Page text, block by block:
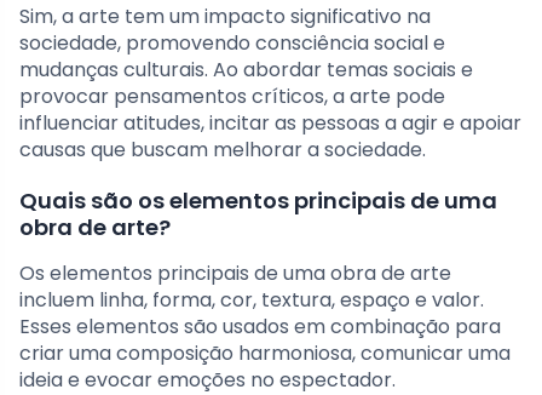
Sim, a arte tem um impacto significativo na
sociedade, promovendo consciência social e
mudanças culturais. Ao abordar temas sociais e
provocar pensamentos críticos, a arte pode
influenciar atitudes, incitar as pessoas a agir e apoiar
causas que buscam melhorar a sociedade.
Quais são os elementos principais de uma
obra de arte?
Os elementos principais de uma obra de arte
incluem linha, forma, cor, textura, espaço e valor.
Esses elementos são usados em combinação para
criar uma composição harmoniosa, comunicar uma
ideia e evocar emoções no espectador.